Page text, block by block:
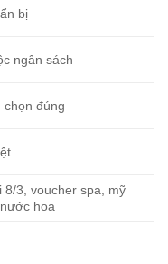
bị
ngân sách
chọn đúng
8/3, voucher spa, mỹ
hoa